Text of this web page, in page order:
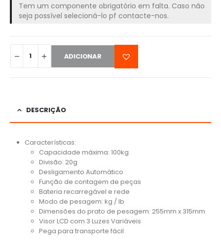
Tem um componente obrigatório em falta. Caso não
seja possível selecioná-lo pf contacte-nos.
ADICIONAR
DESCRIÇÃO
Características:
Capacidade máxima: 100kg
Divisão: 20g
Desligamento Automático
Função de contagem de peças
Bateria recarregável e rede
Modo de pesagem: kg / lb
Dimensões do prato de pesagem: 255mm x 315mm
Visor LCD com 3 Luzes Variáveis
Pega para transporte fácil